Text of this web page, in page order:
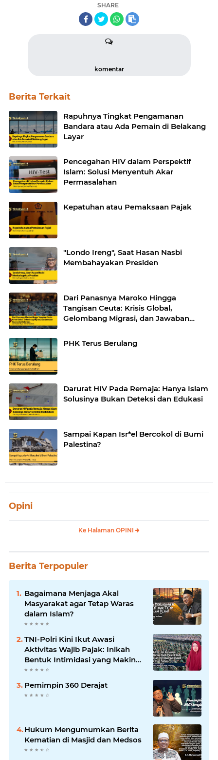
SHARE
komentar
Berita Terkait
Rapuhnya Tingkat Pengamanan
Bandara atau Ada Pemain di Belakang
Layar
Pencegahan HIV dalam Perspektif
Islam: Solusi Menyentuh Akar
Permasalahan
Kepatuhan atau Pemaksaan Pajak
"Londo Ireng", Saat Hasan Nasbi
Membahayakan Presiden
Dari Panasnya Maroko Hingga
Tangisan Ceuta: Krisis Global,
Gelombang Migrasi, dan Jawaban
PHK Terus Berulang
Darurat HIV Pada Remaja: Hanya Islam
Solusinya Bukan Deteksi dan Edukasi
Sampai Kapan Isr*el Bercokol di Bumi
Palestina?
Opini
Ke Halaman OPINI
Berita Terpopuler
Bagaimana Menjaga Akal
Masyarakat agar Tetap Waras
dalam Islam?
TNI-Polri Kini Ikut Awasi
Aktivitas Wajib Pajak: Inikah
Bentuk Intimidasi yang Makin
Menekan Rakyat?
Pemimpin 360 Derajat
Hukum Mengumumkan Berita
Kematian di Masjid dan Medsos